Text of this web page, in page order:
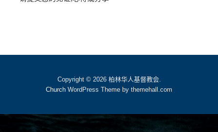
Copyright © 2026 柏林华人基督教会.
Church WordPress Theme by themehall.com